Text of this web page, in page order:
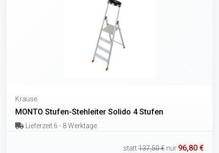
Krause
MONTO Stufen-Stehleiter Solido 4 Stufen
Lieferzeit 6 - 8 Werktage
statt137,50 € nur 96,80 €